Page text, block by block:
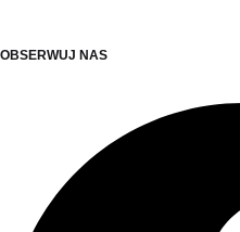
OBSERWUJ NAS